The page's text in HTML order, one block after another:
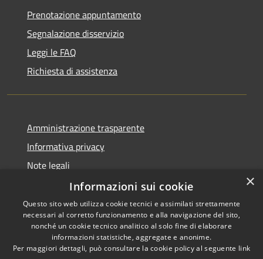
Prenotazione appuntamento
Segnalazione disservizio
Leggi le FAQ
Richiesta di assistenza
Amministrazione trasparente
Informativa privacy
Note legali
Dichiarazione di accessibilità
RSS
Copyright © 2026 • Comune di
×
Informazioni sui cookie
Questo sito web utilizza cookie tecnici e assimilati strettamente
necessari al corretto funzionamento e alla navigazione del sito,
nonché un cookie tecnico analitico al solo fine di elaborare
informazioni statistiche, aggregate e anonime.
Per maggiori dettagli, può consultare la cookie policy al seguente link